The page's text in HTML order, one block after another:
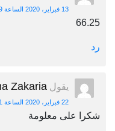
13 فبراير، 2020 الساعة 3:59 م
66.25
رد
يقول Zakaria
22 فبراير، 2020 الساعة 1:31 ص
شكرا على معلومة